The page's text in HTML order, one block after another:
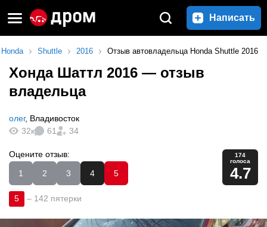
Написать
Honda Shuttle 2016 Отзыв автовладельца Honda Shuttle 2016
Хонда Шаттл 2016 — отзыв
владельца
олег, Владивосток
32к
61 34
Оцените отзыв:
1
2 3 4 5
174
голоса
4.7
5 – 142 пятерки